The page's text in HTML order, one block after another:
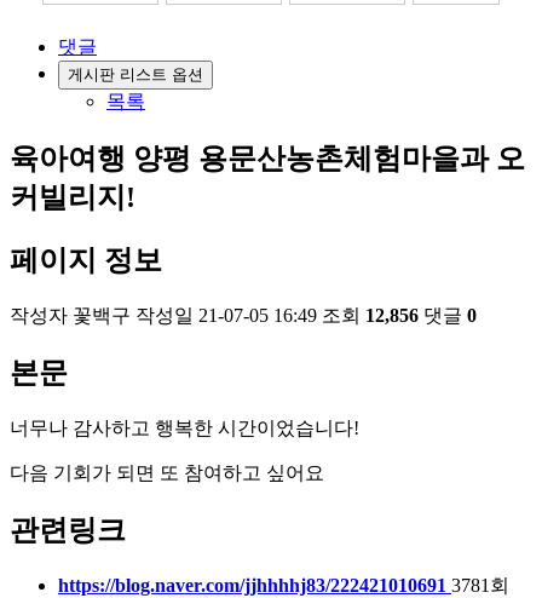
댓글
게시판 리스트 옵션
목록
육아여행 양평 용문산농촌체험마을과 오
커빌리지!
페이지 정보
작성자 꽃백구 작성일 21-07-05 16:49 조회 12,856 댓글 0
본문
너무나 감사하고 행복한 시간이었습니다!
다음 기회가 되면 또 참여하고 싶어요
관련링크
https://blog.naver.com/jjhhhhj83/222421010691 3781회